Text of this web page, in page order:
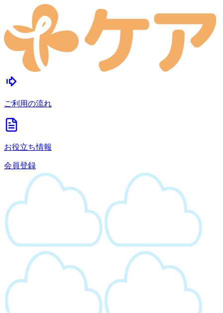
ご利用の流れ
お役立ち情報
会員登録